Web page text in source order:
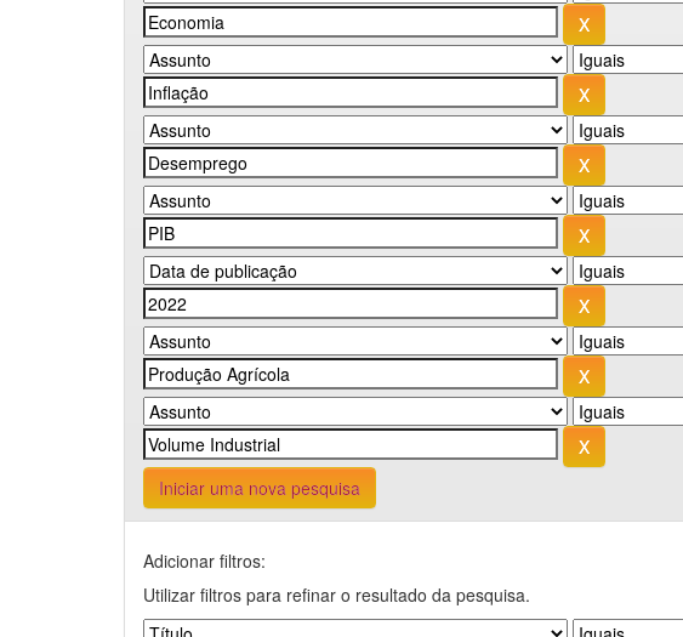
Iniciar uma nova pesquisa
Adicionar filtros:
Utilizar filtros para refinar o resultado da pesquisa.